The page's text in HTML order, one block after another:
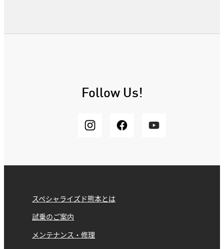
Follow Us!
スペシャライズド熊本とは
試乗のご案内
メンテナンス・修理